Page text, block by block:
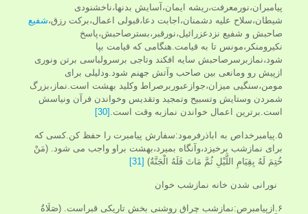
پیامبران،نورمعرفت،ریشه ایمان،آسایش بدنها،ناخشنودی
شیطان،سلاح علیه دشمنان،اجابت دعا،قبولی اعمال،برکت رزق،شفیع
صاحبش و شفیع نزدعزرائیل،نورقبر،بسترصاحبش،پاسخ
نکیرومنکر،مونس تا به قیامت.هنگامی که قیامت بپا
شود،نمازبرسرصاحبش سایه افکند وتاجی برسرولباسی برتن ونوری
ازپیش رو ومانعی بین صاحب وآتش جهنم شود.ودلیلی برای
مومن،سنگیی میزان،جوازعبوربرصراط وکلید بهشت است.نماز،بزرگ
شمردن وستایش وتسبیح وتمجید وتقدیس وخواندن فرآن ونیاسش
است.برترین اعمال خواندن نمازبه وقت است. [30]
۵.پیامبرخداص به اباذرفرمود:سفارش پیامبرت را حفظ کن.کسی که
برای نمازشب برخیزد،وآنگاه بمیرد،بهشت براو واجب می شود. (مَنْ
خُتِمَ لَهُ بِقِيَامِ اللَّيْلِ ثُمَّ مَاتَ فَلَهُ الْجَنَّةُ) [31]
نورانی شدن خانه نمازشب خوان
۶.ازپیامبرص:نمازشب چراق روشنی بخش تاریکی قبراست. (صَلَاةُ